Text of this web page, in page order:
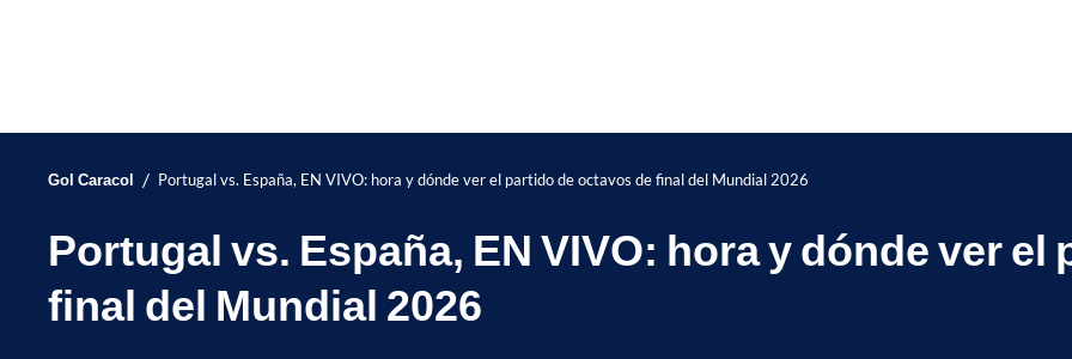
Gol Caracol / Portugal vs. España, EN VIVO: hora y dónde ver el partido de octavos de final del Mundial 2026
Portugal vs. España, EN VIVO: hora y dónde ver
final del Mundial 2026